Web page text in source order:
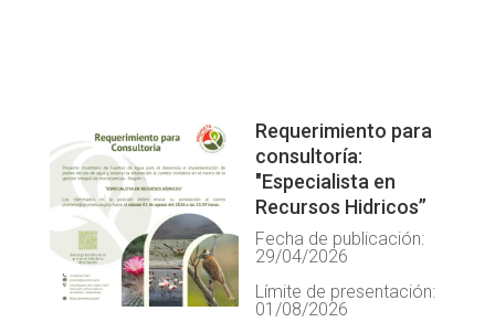
Requerimiento para
consultoría:
"Especialista en
Recursos Hidricos”
Fecha de publicación:
29/04/2026
Límite de presentación:
01/08/2026